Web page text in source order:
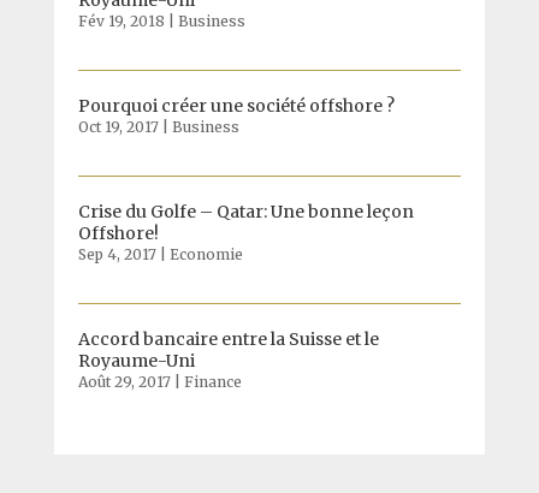
Fév 19, 2018 Business
Pourquoi créer une société offshore ?
Oct 19, 2017| Business
Crise du Golfe – Qatar: Une bonne leçon
Offshore!
Sep 4, 2017| Economie
Accord bancaire entre la Suisse et le
Royaume-Uni
Août 29, 2017| Finance